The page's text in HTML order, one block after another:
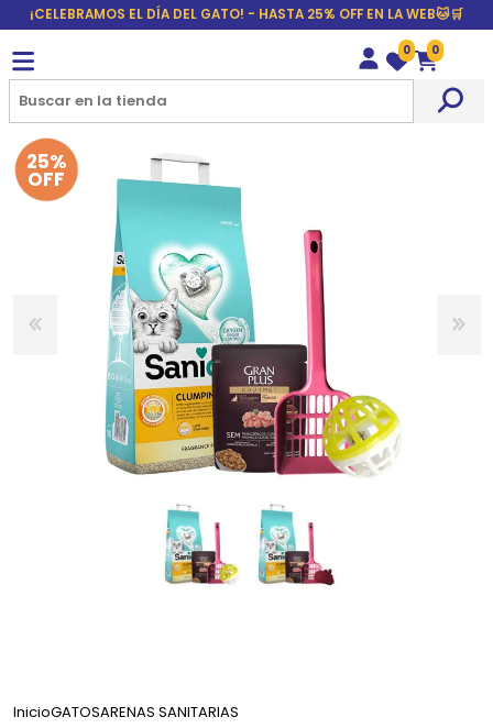
¡CELEBRAMOS EL DÍA DEL GATO! - HASTA 25% OFF EN LA WEB🐱🛒
Wishlist
0
Carrito
0
25%
OFF
InicioGATOSARENAS SANITARIAS